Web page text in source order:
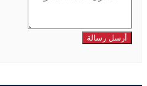
أرسل رسالة